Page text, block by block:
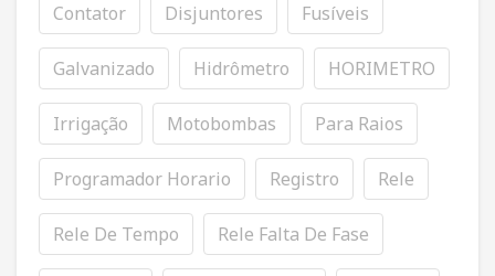
Contator Disjuntores Fusíveis
Galvanizado Hidrômetro HORIMETRO
Irrigação Motobombas Para Raios
Programador Horario Registro Rele
Rele De Tempo Rele Falta De Fase